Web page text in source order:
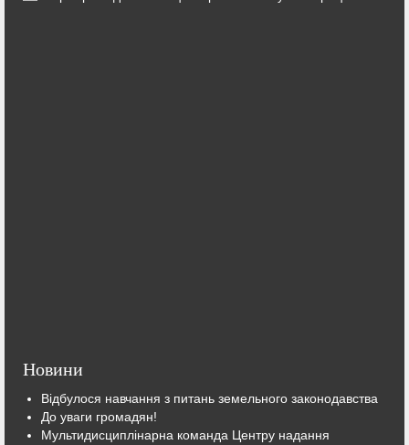
Новини
Відбулося навчання з питань земельного законодавства
До уваги громадян!
Мультидисциплінарна команда Центру надання